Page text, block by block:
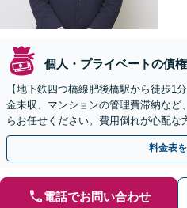
個人・プライベートの債
【地下鉄四つ橋線肥後橋駅から徒歩1
金未収、マンションの管理費滞納など
らお任せください。費用倒れが心配な
設定。諦める前にまずはご相談くださ
料金表
電話でお問い合わせ